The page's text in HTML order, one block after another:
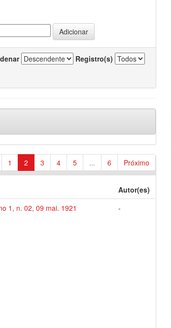
Registro(s)
1 2 3 4 5 ... 6 Próximo
Autor(es)
1, n. 02, 09 mai. 1921
-